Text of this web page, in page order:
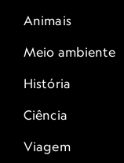
Animais
Meio ambiente
História
Ciência
Viagem